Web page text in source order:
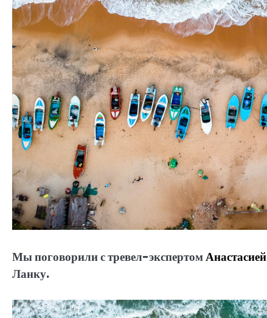
Мы поговорили с тревел-экспертомАнастасией
Ланку.